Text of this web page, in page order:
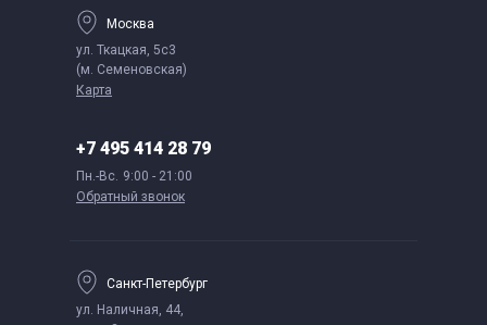
Москва
ул. Ткацкая, 5с3
(м. Семеновская)
Карта
+7 495 414 28 79
Пн.-Вс. 9:00 - 21:00
Обратный звонок
Санкт-Петербург
ул. Наличная, 44,